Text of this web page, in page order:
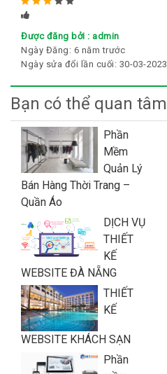
5
Được đăng bởi : admin
Ngày Đăng: 6 năm trước
Ngày sửa đổi lần cuối: 30-03-2023
Bạn có thể quan tâm
Phần
Mềm
Quản Lý
Bán Hàng Thời Trang –
Quần Áo
DỊCH VỤ
THIẾT
KẾ
WEBSITE ĐÀ NẴNG
THIẾT
KẾ
WEBSITE KHÁCH SẠN
Phần